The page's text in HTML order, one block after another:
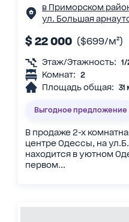
в Приморском
ул. Большая
$ 22 000 ($699/м²)
Этаж/Этажность: 1/
Комнат: 2
Площадь общая: 31
Выгодное предложение
В продаже 2-х
центре Одессы, на
находится в уютном
первом...